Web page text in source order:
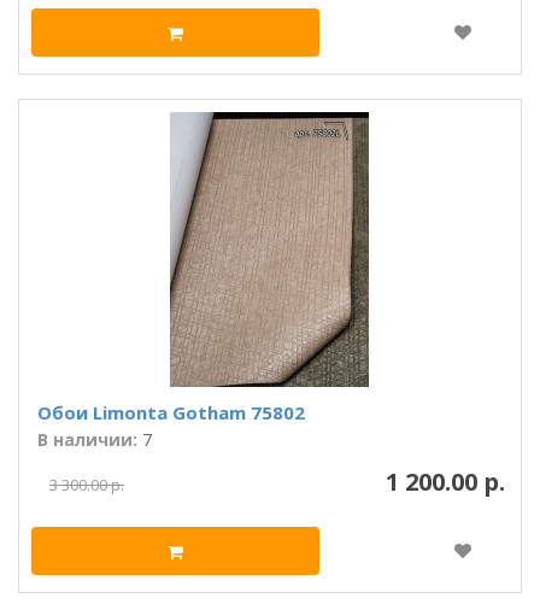
Обои Limonta Gotham 75802
В наличии: 7
1 200.00 р.
3 300.00 р.